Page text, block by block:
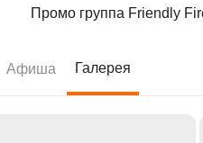
Промо группа Friendly
Афиша Галерея